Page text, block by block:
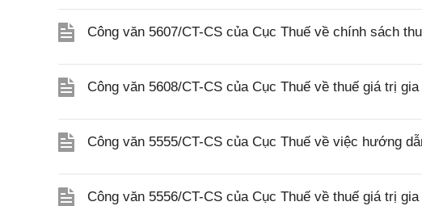
Công văn 5607/CT-CS của Cục Thuế về chính sách
Công văn 5608/CT-CS của Cục Thuế về thuế giá trị gia
Công văn 5555/CT-CS của Cục Thuế về việc hướng
Công văn 5556/CT-CS của Cục Thuế về thuế giá trị gia